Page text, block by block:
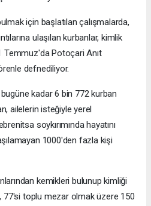
için başlatılan çalışmalarda,
ulaşılan kurbanlar, kimlik
Temmuz'da Potoçari Anıt
defnediliyor.
kadar 6 bin 772 kurban
ailelerin isteğiyle yerel
soykırımında hayatını
1000'den fazla kişi
kemikleri bulunup kimliği
77'si toplu mezar olmak üzere 150